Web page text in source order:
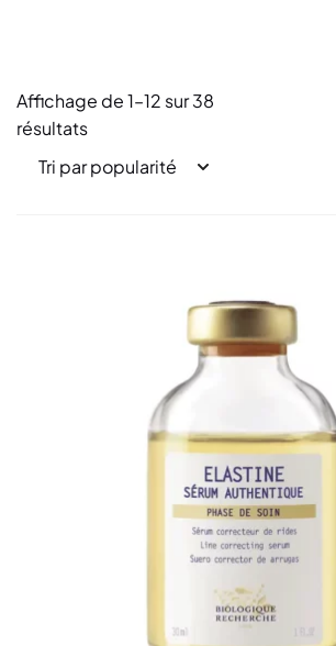
Affichage de 1–12 sur 38
résultats